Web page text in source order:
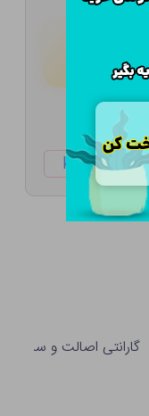
گارانتی اصالت و سلامت